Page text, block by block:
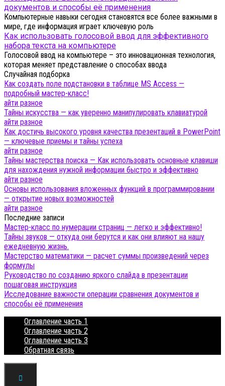
документов и способы её применения
Компьютерные навыки сегодня становятся все более важными в
мире, где информация играет ключевую роль
Как использовать голосовой ввод для эффективного
набора текста на компьютере
Голосовой ввод на компьютере – это инновационная технология,
которая меняет представление о способах ввода
Случайная подборка
Как создать поле подстановки в таблице MS Access —
подробный мастер-класс!
айти разное
Тайны искусства — как уверенно манипулировать клавиатурой
айти разное
Как достичь высокого уровня качества презентаций в PowerPoint
— ключевые приемы и тайны успеха
айти разное
Тайны мастерства поиска — Как использовать основные клавиши
для нахождения нужной информации быстро и эффективно
айти разное
Основы использования вложенных функций в программировании
— открытие новых возможностей
айти разное
Последние записи
Мастер-класс по нумерации страниц — легко и эффективно!
Тайны звуков — откуда они берутся и как они влияют на нашу
ежедневную жизнь.
Мастерство математики — расчет суммы произведений через
формулы
Руководство по созданию яркого слайда в презентации
пошаговая инструкция
Исследование важности операции сравнения документов и
способы её применения
Оглавление часть 1
Оглавление часть 2
Оглавление часть 3
Обратная связь